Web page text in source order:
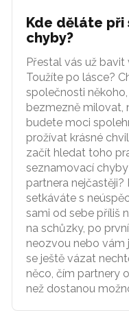
Kde děláte při
chyby?
Přestal vás už
Toužíte po lásce?
společnosti
bezmezně milovat,
budete moci
prožívat krásné
začít hledat toho
seznamovací
partnera
setkáváte s
sami od sebe příliš
na schůzky, po
neozvou nebo vám
se ještě vázat
něco, čím partnery
než dostanou